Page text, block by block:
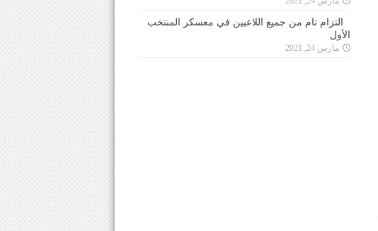
التزام تام من جميع اللاعبين في معسكر المنتخب
الأول
مارس 24, 2021